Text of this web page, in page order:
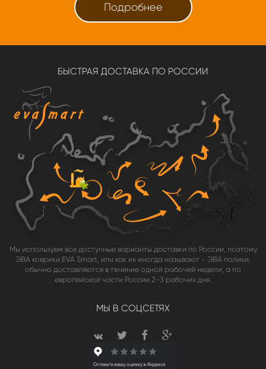
Подробнее
БЫСТРАЯ ДОСТАВКА ПО РОССИИ
Мы используем все доступные варианты доставки по России, поэтому
ЭВА коврики EVA Smart, или как их иногда называют - ЭВА полики,
обычно доставляются в течение одной рабочей недели, а по
европейской части России 2-3 рабочих дня.
МЫ В СОЦСЕТЯХ